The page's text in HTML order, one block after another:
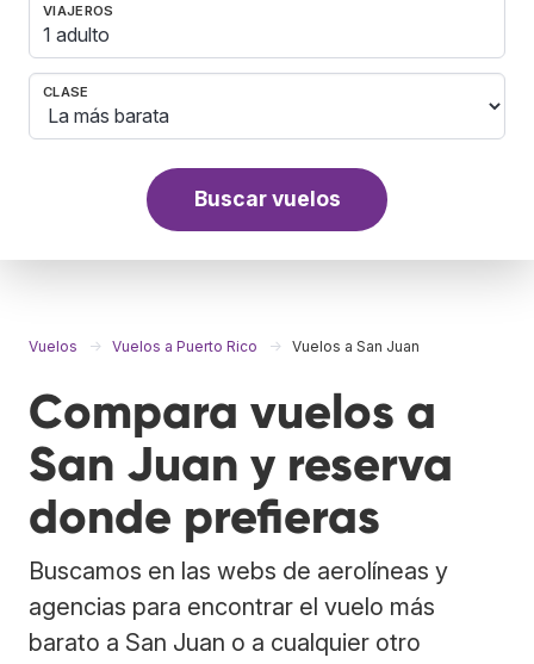
VIAJEROS
1 adulto
CLASE
Buscar vuelos
Vuelos Vuelos a Puerto Rico Vuelos a San Juan
Compara vuelos a
San Juan y reserva
donde prefieras
Buscamos en las webs de aerolíneas y
agencias para encontrar el vuelo más
barato a San Juan o a cualquier otro